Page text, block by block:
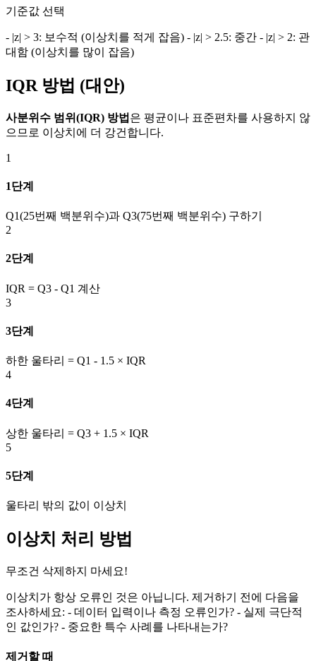
기준값 선택
- |z| > 3: 보수적 (이상치를 적게 잡음) - |z| > 2.5: 중간 - |z| > 2: 관
대함 (이상치를 많이 잡음)
IQR 방법 (대안)
사분위수 범위(IQR) 방법 은 평균이나 표준편차를 사용하지 않
으므로 이상치에 더 강건합니다.
1
1단계
Q1(25번째 백분위수)과 Q3(75번째 백분위수) 구하기
2
2단계
IQR = Q3 - Q1 계산
3
3단계
하한 울타리 = Q1 - 1.5 × IQR
4
4단계
상한 울타리 = Q3 + 1.5 × IQR
5
5단계
울타리 밖의 값이 이상치
이상치 처리 방법
무조건 삭제하지 마세요!
이상치가 항상 오류인 것은 아닙니다. 제거하기 전에 다음을
조사하세요: - 데이터 입력이나 측정 오류인가? - 실제 극단적
인 값인가? - 중요한 특수 사례를 나타내는가?
제거할 때